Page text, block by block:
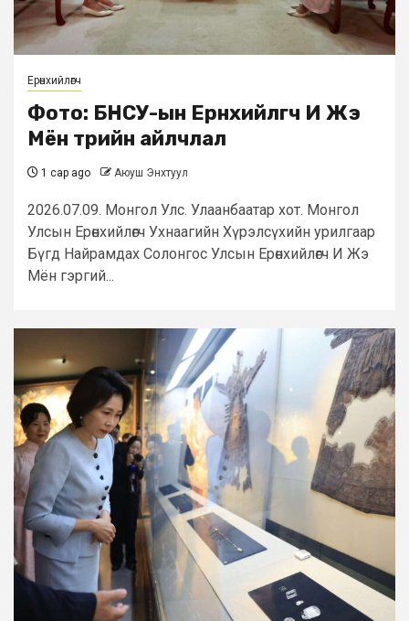
Ерөнхийлөгч
Фото: БНСУ-ын Ерөнхийлөгч И Жэ
Мён төрийн айлчлал
1 сар ago Аюуш Энхтуул
2026.07.09. Монгол Улс. Улаанбаатар хот. Монгол
Улсын Ерөнхийлөгч Ухнаагийн Хүрэлсүхийн урилгаар
Бүгд Найрамдах Солонгос Улсын Ерөнхийлөгч И Жэ
Мён гэргий...